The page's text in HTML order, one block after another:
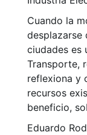
Cuando la
desplazarse
ciudades es
Transporte,
reflexiona y
recursos
beneficio,
Eduardo